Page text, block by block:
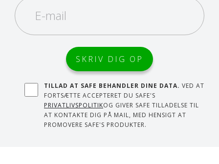
TILLAD AT SAFE BEHANDLER DINE DATA. VED AT
FORTSÆTTE ACCEPTERET DU SAFE'S
PRIVATLIVSPOLITIKOG GIVER SAFE TILLADELSE TIL
AT KONTAKTE DIG PÅ MAIL, MED HENSIGT AT
PROMOVERE SAFE'S PRODUKTER.